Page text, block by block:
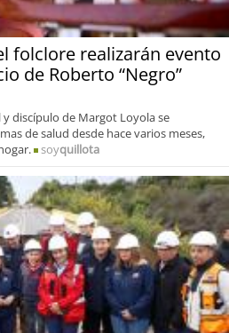
folclore realizarán evento
de Roberto “Negro”
discípulo de Margot Loyola se
de salud desde hace varios meses,
soyquillota